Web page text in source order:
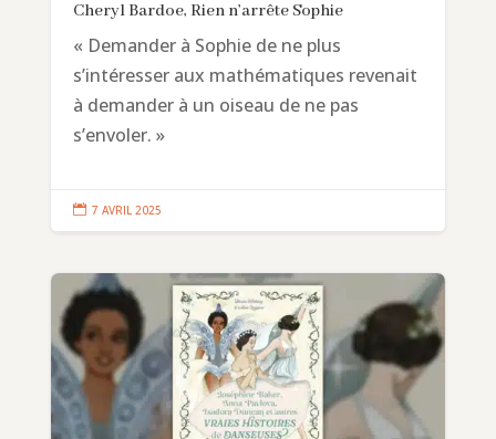
Cheryl Bardoe, Rien n’arrête Sophie
« Demander à Sophie de ne plus
s’intéresser aux mathématiques revenait
à demander à un oiseau de ne pas
s’envoler. »
 7 AVRIL 2025